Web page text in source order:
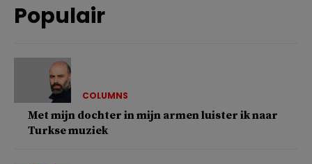
Populair
COLUMNS
Met mijn dochter in mijn armen luister ik naar
Turkse muziek